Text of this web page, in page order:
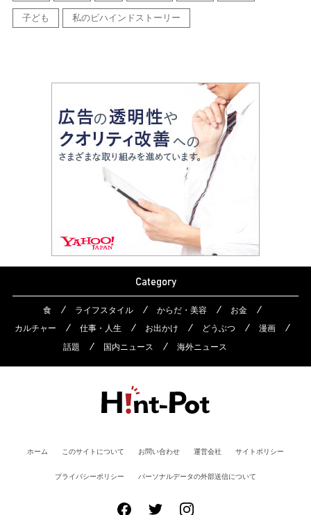
子ども 私のビハインドストーリー
Category
食 ライフスタイル からだ・美容
お金
カルチャー
仕事・人生 お出かけ どうぶつ
漫画
話題
国内ニュース 海外ニュース
ホーム このサイトについて お問い合わせ 運営会社 サイトポリシー
プライバシーポリシー パーソナルデータの外部送信について